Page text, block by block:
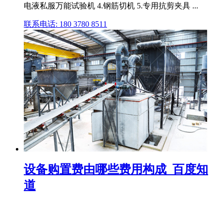
电液私服万能试验机 4.钢筋切机 5.专用抗剪夹具 ...
联系电话: 180 3780 8511
设备购置费由哪些费用构成_百度知
道